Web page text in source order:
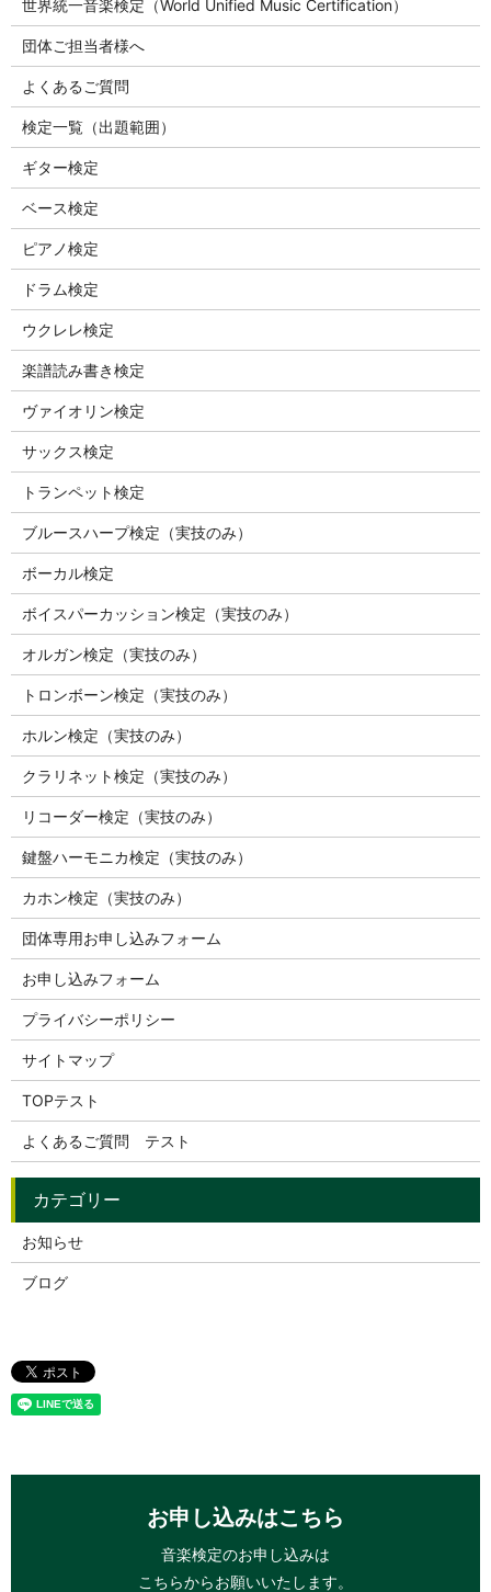
世界統一音楽検定（World Unified Music Certification）
団体ご担当者様へ
よくあるご質問
検定一覧（出題範囲）
ギター検定
ベース検定
ピアノ検定
ドラム検定
ウクレレ検定
楽譜読み書き検定
ヴァイオリン検定
サックス検定
トランペット検定
ブルースハープ検定（実技のみ）
ボーカル検定
ボイスパーカッション検定（実技のみ）
オルガン検定（実技のみ）
トロンボーン検定（実技のみ）
ホルン検定（実技のみ）
クラリネット検定（実技のみ）
リコーダー検定（実技のみ）
鍵盤ハーモニカ検定（実技のみ）
カホン検定（実技のみ）
団体専用お申し込みフォーム
お申し込みフォーム
プライバシーポリシー
サイトマップ
TOPテスト
よくあるご質問 テスト
お知らせ
ブログ
お申し込みはこちら
音楽検定のお申し込みは
こちらからお願いいたします。